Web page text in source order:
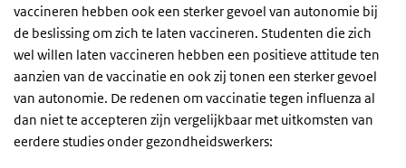
vaccineren hebben ook een sterker gevoel van autonomie bij
de beslissing om zich te laten vaccineren. Studenten die zich
wel willen laten vaccineren hebben een positieve attitude ten
aanzien van de vaccinatie en ook zij tonen een sterker gevoel
van autonomie. De redenen om vaccinatie tegen influenza al
dan niet te accepteren zijn vergelijkbaar met uitkomsten van
eerdere studies onder gezondheidswerkers: